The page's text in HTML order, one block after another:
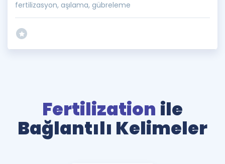
fertilizasyon, aşılama, gübreleme
Fertilization ile
Bağlantılı Kelimeler